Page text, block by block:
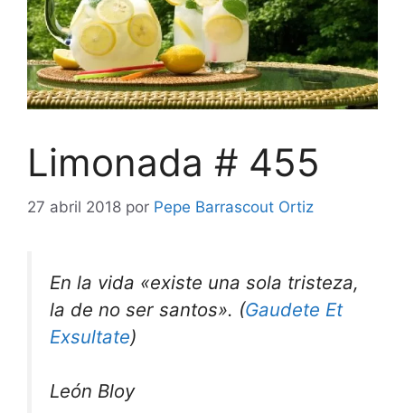
Limonada # 455
27 abril 2018 por Pepe Barrascout Ortiz
En la vida «existe una sola tristeza,
la de no ser santos». (Gaudete Et
Exsultate)
León Bloy